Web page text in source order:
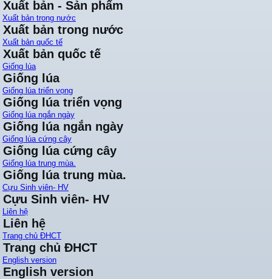
Xuất bản - Sản phẩm
Xuất bản trong nước
Xuất bản trong nước
Xuất bản quốc tế
Xuất bản quốc tế
Giống lúa
Giống lúa
Giống lúa triển vọng
Giống lúa triển vọng
Giống lúa ngắn ngày
Giống lúa ngắn ngày
Giống lúa cứng cây
Giống lúa cứng cây
Giống lúa trung mùa.
Giống lúa trung mùa.
Cựu Sinh viên- HV
Cựu Sinh viên- HV
Liên hệ
Liên hệ
Trang chủ ĐHCT
Trang chủ ĐHCT
English version
English version